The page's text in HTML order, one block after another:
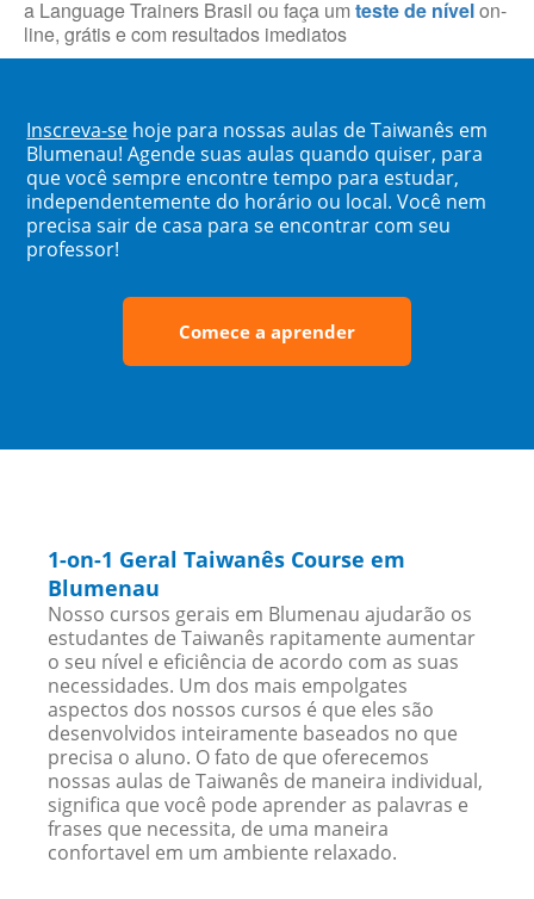
a Language Trainers Brasil ou faça um teste de nívelon-
line, grátis e com resultados imediatos
Inscreva-se hoje para nossas aulas de Taiwanês em
Blumenau! Agende suas aulas quando quiser, para
que você sempre encontre tempo para estudar,
independentemente do horário ou local. Você nem
precisa sair de casa para se encontrar com seu
professor!
Comece a aprender
1-on-1 Geral Taiwanês Course em
Blumenau
Nosso cursos gerais em Blumenau ajudarão os
estudantes de Taiwanês rapitamente aumentar
o seu nível e eficiência de acordo com as suas
necessidades. Um dos mais empolgates
aspectos dos nossos cursos é que eles são
desenvolvidos inteiramente baseados no que
precisa o aluno. O fato de que oferecemos
nossas aulas de Taiwanês de maneira individual,
significa que você pode aprender as palavras e
frases que necessita, de uma maneira
confortavel em um ambiente relaxado.